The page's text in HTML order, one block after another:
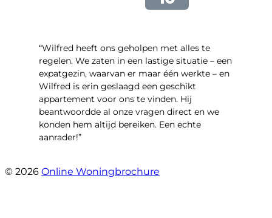
“Wilfred heeft ons geholpen met alles te
regelen. We zaten in een lastige situatie – een
expatgezin, waarvan er maar één werkte – en
Wilfred is erin geslaagd een geschikt
appartement voor ons te vinden. Hij
beantwoordde al onze vragen direct en we
konden hem altijd bereiken. Een echte
aanrader!”
© 2026 Online Woningbrochure